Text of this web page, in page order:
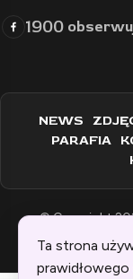
1900
NEWS
PARAFIA
© Copyright
Ta strona
prawidłowego